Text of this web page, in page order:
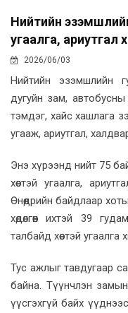
Нийтийн
угаалга, ариутгал
2026/06/03
Нийтийн эзэмшлийн
дугуйн зам,
тэмдэг, хайс хашлага
угааж, ариутгал,
Энэ хүрээнд нийт 75
хөөстэй угаалга,
Өнөөдрийн байдлаар
хөдөлгөөн ихтэй 39
талбайд хөөстэй
Тус ажлыг тавдугаар
байна. Түүнчлэн замын
үүсгэхгүй байх